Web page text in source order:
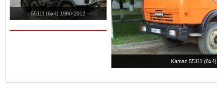
55111 (6x4) 1990-2012
Kamaz 55111